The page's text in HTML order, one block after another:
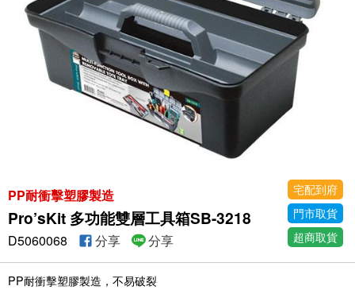
PP耐衝擊塑膠製造
Pro’sKit 多功能雙層工具箱SB-3218
宅配到府
門市取貨
超商取貨
D5060068 分享 分享
PP耐衝擊塑膠製造，不易破裂